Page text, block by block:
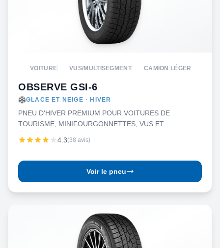
VOITURE VUS/MULTISEGMENT CAMION LÉGER
OBSERVE GSI-6
GLACE ET NEIGE · HIVER
PNEU D'HIVER PREMIUM POUR VOITURES DE
TOURISME, MINIFOURGONNETTES, VUS ET
4.3(38 avis)
Voir le pneu